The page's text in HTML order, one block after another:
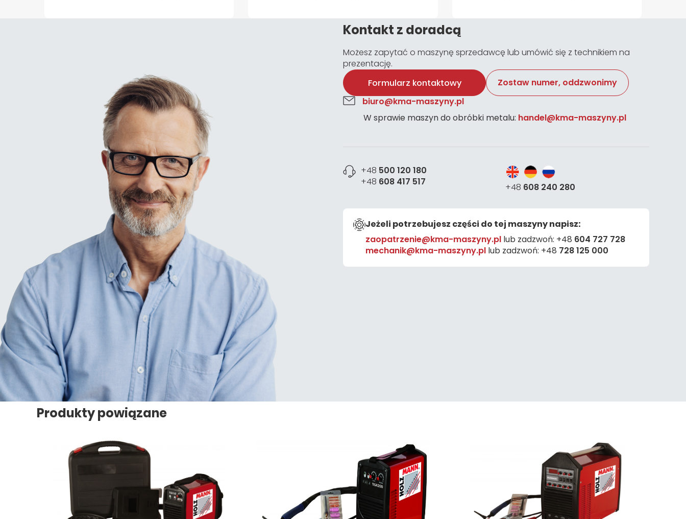
Kontakt z doradcą
Możesz zapytać o maszynę sprzedawcę lub umówić się z technikiem na
prezentację.
Formularz kontaktowy
Zostaw numer, oddzwonimy
biuro@kma-maszyny.pl
W sprawie maszyn do obróbki metalu: handel@kma-maszyny.pl
+48 500 120 180
+48 608 417 517 +48 608 240 280
Jeżeli potrzebujesz części do tej maszyny napisz:
zaopatrzenie@kma-maszyny.pl lub zadzwoń: +48 604 727 728
mechanik@kma-maszyny.pl lub zadzwoń: +48 728 125 000
Produkty powiązane